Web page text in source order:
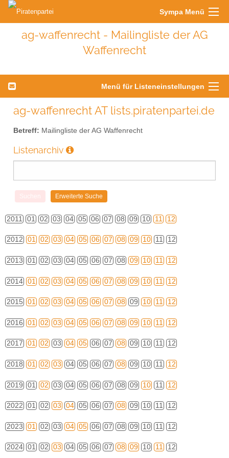
Sympa Menü
ag-waffenrecht - Mailingliste der AG
Waffenrecht
Menü für Listeneinstellungen
ag-waffenrecht AT lists.piratenpartei.de
Betreff: Mailingliste der AG Waffenrecht
Listenarchiv
2011 01 02 03 04 05 06 07 08 09 10 11 12
2012 01 02 03 04 05 06 07 08 09 10 11 12
2013 01 02 03 04 05 06 07 08 09 10 11 12
2014 01 02 03 04 05 06 07 08 09 10 11 12
2015 01 02 03 04 05 06 07 08 09 10 11 12
2016 01 02 03 04 05 06 07 08 09 10 11 12
2017 01 02 03 04 05 06 07 08 09 10 11 12
2018 01 02 03 04 05 06 07 08 09 10 11 12
2019 01 02 03 04 05 06 07 08 09 10 11 12
2022 01 02 03 04 05 06 07 08 09 10 11 12
2023 01 02 03 04 05 06 07 08 09 10 11 12
2024 01 02 03 04 05 06 07 08 09 10 11 12